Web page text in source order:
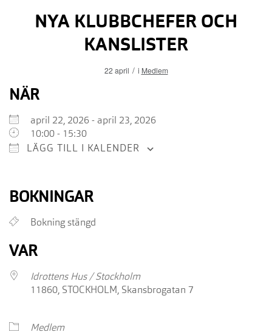
NYA KLUBBCHEFER OCH
KANSLISTER
22 april / i Medlem
NÄR
april 22, 2026 - april 23, 2026
10:00 - 15:30
LÄGG TILL I KALENDER
Ladda ner ICS
BOKNINGAR
Bokning stängd
VAR
Idrottens Hus / Stockholm
11860, STOCKHOLM, Skansbrogatan 7
Medlem